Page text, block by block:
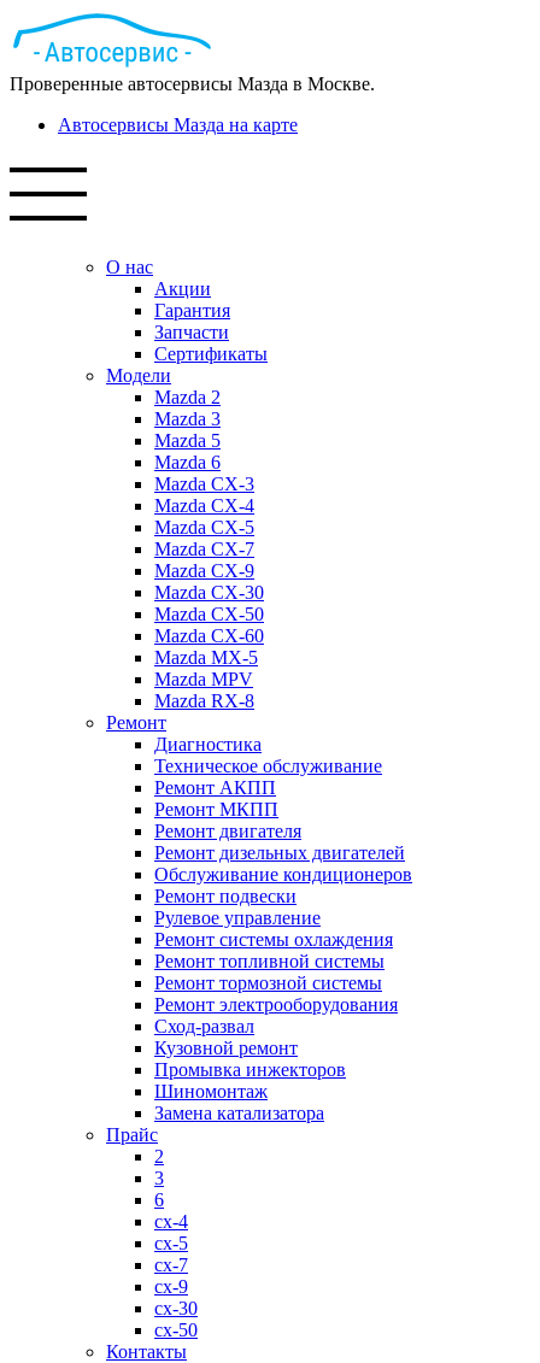
Проверенные автосервисы Мазда в Москве.
Автосервисы Мазда на карте
О нас
Акции
Гарантия
Запчасти
Сертификаты
Модели
Mazda 2
Mazda 3
Mazda 5
Mazda 6
Mazda СХ-3
Mazda СХ-4
Mazda СХ-5
Mazda CX-7
Mazda CX-9
Mazda CX-30
Mazda СХ-50
Mazda СХ-60
Mazda MX-5
Mazda MPV
Mazda RX-8
Ремонт
Диагностика
Техническое обслуживание
Ремонт АКПП
Ремонт МКПП
Ремонт двигателя
Ремонт дизельных двигателей
Обслуживание кондиционеров
Ремонт подвески
Рулевое управление
Ремонт системы охлаждения
Ремонт топливной системы
Ремонт тормозной системы
Ремонт электрооборудования
Сход-развал
Кузовной ремонт
Промывка инжекторов
Шиномонтаж
Замена катализатора
Прайс
2
3
6
cx-4
cx-5
cx-7
cx-9
cx-30
cx-50
Контакты